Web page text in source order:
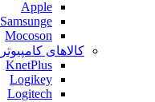
Apple
Samsunge
Mocoson
کالاهای کامپیوتر
KnetPlus
Logikey
Logitech